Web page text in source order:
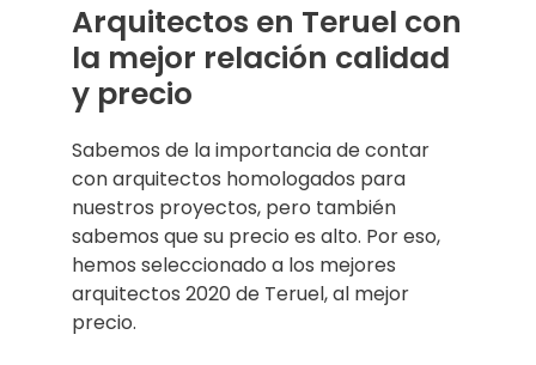
Arquitectos en Teruel con
la mejor relación calidad
y precio
Sabemos de la importancia de contar
con arquitectos homologados para
nuestros proyectos, pero también
sabemos que su precio es alto. Por eso,
hemos seleccionado a los mejores
arquitectos 2020 de Teruel, al mejor
precio.